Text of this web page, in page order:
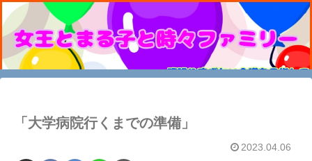
「大学病院行くまでの準備」
2023.04.06